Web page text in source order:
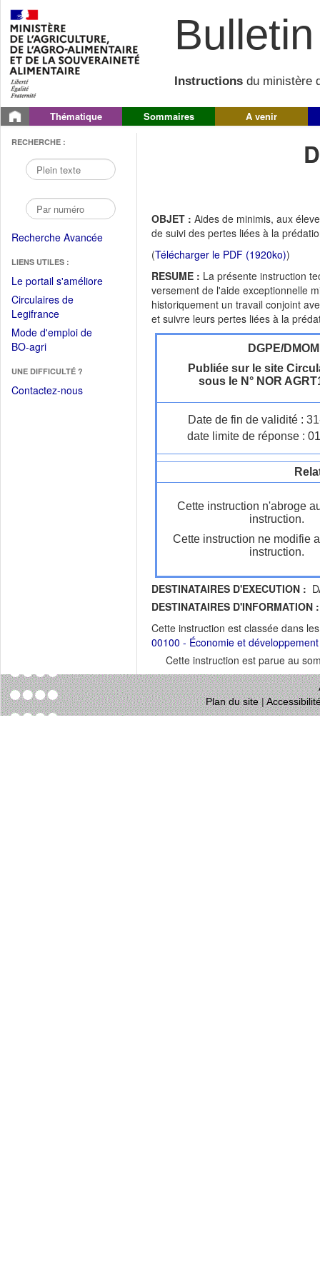
Instructions du ministère
Thématique Sommaires A venir
RECHERCHE :
Recherche Avancée
LIENS UTILES :
Le portail s'améliore(Fichier
Circulaires de
Legifrance(Ouvrir
dans
une
fenêtre)
Mode d'emploi de
BO-agri(Ouvrir
une
nouvelle
UNE DIFFICULTÉ ?
Contactez-nous
OBJET : Aides de minimis, aux
de suivi des pertes liées à la
(Télécharger le PDF (1920ko))
RESUME : La présente instruction
versement de l'aide exceptionnelle
historiquement un travail conjoint
et suivre leurs pertes liées à la
DGPE/DMOM
Publiée sur le site
sous le N° NOR
Date de fin de validité :
date limite de réponse :
Cette instruction n'abroge
instruction.
Cette instruction ne modifie
instruction.
DESTINATAIRES D'EXECUTION :
DESTINATAIRES D'INFORMATION :
Cette instruction est classée dans
00100 - Économie et
Cette instruction est parue au
Plan du site|